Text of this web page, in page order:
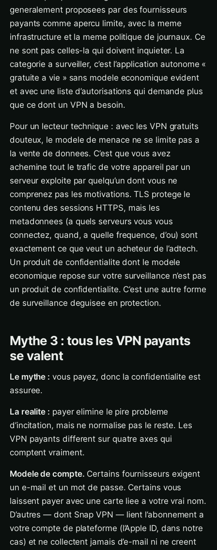
generalement proposees par des fournisseurs
payants comme apercu limite, avec la meme
infrastructure et la meme politique de journaux. Ce
ne sont pas celles-la qui doivent inquieter. La
categorie a surveiller, c’est l’application autonome «
gratuite a vie » sans modele economique evident
et avec une liste d’autorisations qui demande plus
que ce dont un VPN a besoin.
Pour un lecteur technique : avec les VPN gratuits
douteux, le modele de menace ne se limite pas a
la vente de donnees. C’est que vous avez
achemine tout le trafic de votre appareil par un
serveur exploite par quelqu’un dont vous ne
comprenez pas les motivations. TLS protege le
contenu des sessions HTTPS, mais les
metadonnees (a quels serveurs vous vous
connectez, quand, a quelle frequence, d’ou) sont
exactement ce que veut un acheteur de l’adtech.
Un produit de confidentialite dont le modele
economique repose sur votre surveillance n’est pas
un produit de confidentialite. C’est une autre forme
de surveillance deguisee en protection.
Mythe 3 : tous les VPN payants
se valent
Le mythe : vous payez, donc la confidentialite est
assuree.
La realite : payer elimine le pire probleme
d’incitation, mais ne normalise pas le reste. Les
VPN payants different sur quatre axes qui
comptent vraiment.
Modele de compte. Certains fournisseurs exigent
un e-mail et un mot de passe. Certains vous
laissent payer avec une carte liee a votre vrai nom.
D’autres — dont Snap VPN — lient l’abonnement a
votre compte de plateforme (l’Apple ID, dans notre
cas) et ne collectent jamais d’e-mail ni ne creent